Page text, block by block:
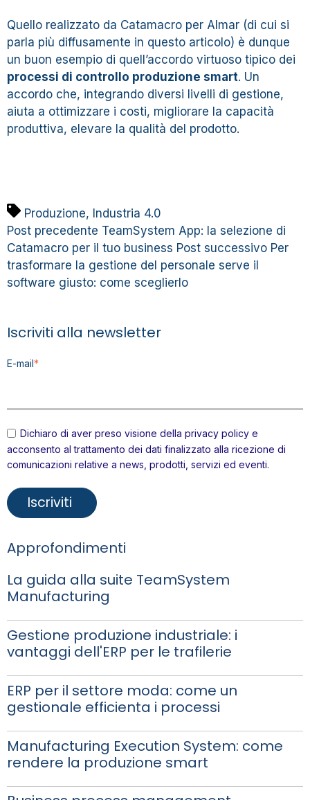
Quello realizzato da Catamacro per Almar (di cui si
parla più diffusamente in questo articolo) è dunque
un buon esempio di quell’accordo virtuoso tipico dei
processi di controllo produzione smart. Un
accordo che, integrando diversi livelli di gestione,
aiuta a ottimizzare i costi, migliorare la capacità
produttiva, elevare la qualità del prodotto.
Produzione, Industria 4.0
Post precedente TeamSystem App: la selezione di
Catamacro per il tuo business Post successivo Per
trasformare la gestione del personale serve il
software giusto: come sceglierlo
Iscriviti alla newsletter
E-mail*
Dichiaro di aver preso visione della privacy policye
acconsento al trattamento dei dati finalizzato alla ricezione di
comunicazioni relative a news, prodotti, servizi ed eventi.
Approfondimenti
La guida alla suite TeamSystem
Manufacturing
Gestione produzione industriale: i
vantaggi dell'ERP per le trafilerie
ERP per il settore moda: come un
gestionale efficienta i processi
Manufacturing Execution System: come
rendere la produzione smart